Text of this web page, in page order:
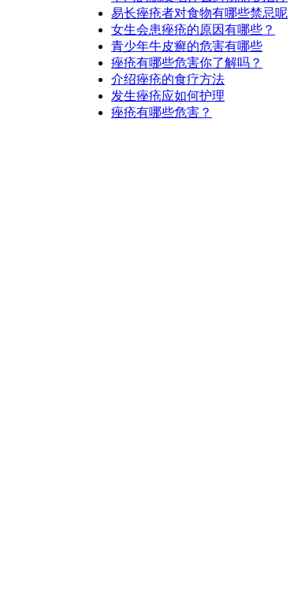
易长痤疮者对食物有哪些禁忌呢
女生会患痤疮的原因有哪些？
青少年牛皮癣的危害有哪些
痤疮有哪些危害你了解吗？
介绍痤疮的食疗方法
发生痤疮应如何护理
痤疮有哪些危害？